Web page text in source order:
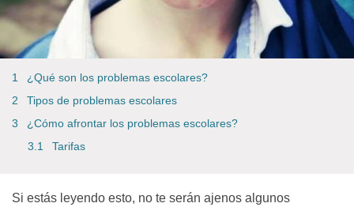
¿Qué son los problemas escolares?
Tipos de problemas escolares
¿Cómo afrontar los problemas escolares?
Tarifas
Si estás leyendo esto, no te serán ajenos algunos